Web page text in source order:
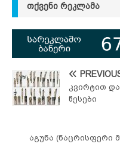
ᲗᲥᲕᲔᲜᲘ ᲠᲔᲙᲚᲐᲛᲐ
კვირტით
წესები
აგუნა (ნაცრისფერი